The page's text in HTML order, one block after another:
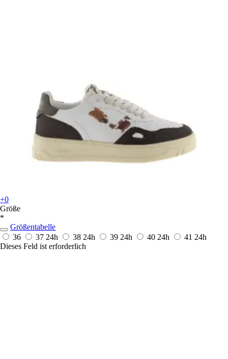
+0
Größe
*
Größentabelle
36
37 24h 38 24h 39 24h 40 24h 41 24h
Dieses Feld ist erforderlich